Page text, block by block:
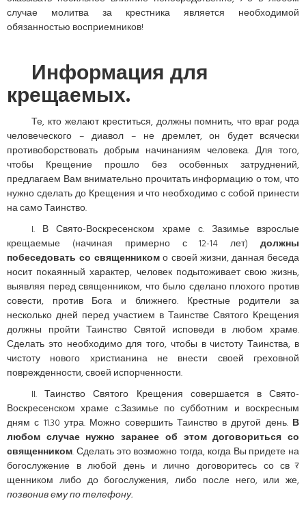
случае молитва за крестника является необходимой
обязанностью восприемников!
Информация для
крещаемых.
Те, кто желают креститься, должны помнить, что враг рода
человеческого – диавол – не дремлет, он будет всячески
противоборствовать добрым начинаниям человека. Для того,
чтобы Крещение прошло без особенных затруднений,
предлагаем Вам внимательно прочитать информацию о том, что
нужно сделать до Крещения и что необходимо с собой принести
на само Таинство.
I. В Свято-Воскресенском храме с. Зазимье взрослые
крещаемые (начиная примерно с 12-14 лет) должны
побеседовать со священникомо своей жизни, данная беседа
носит покаянный характер, человек подытоживает свою жизнь,
выявляя перед священником, что было сделано плохого против
совести, против Бога и ближнего. Крестные родители за
несколько дней перед участием в Таинстве Святого Крещения
должны пройти Таинство Святой исповеди в любом храме.
Сделать это необходимо для того, чтобы в чистоту Таинства, в
чистоту нового христианина не внести своей греховной
поврежденности, своей испорченности.
II. Таинство Святого Крещения совершается в Свято-
Воскресенском храме с.Зазимье по субботним и воскресным
дням с 11.30 утра. Можно совершить Таинство в другой день. В
любом случае нужно заранее об этом договориться со
священником. Сделать это возможно тогда, когда Вы придете на
богослужение в любой день и лично договоритесь со свﾏ
щенником либо до богослужения, либо после него, или же,
позвонив ему по телефону.